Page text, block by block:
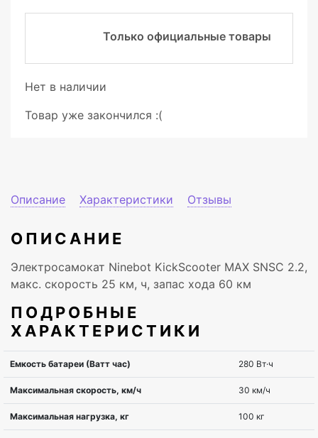
Только официальные товары
Нет в наличии
Товар уже закончился :(
Описание Характеристики Отзывы
ОПИСАНИЕ
Электросамокат Ninebot KickScooter MAX SNSC 2.2,
макс. скорость 25 км, ч, запас хода 60 км
ПОДРОБНЫЕ
ХАРАКТЕРИСТИКИ